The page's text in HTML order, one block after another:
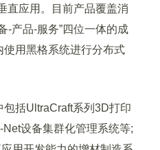
应用。目前产品覆盖消
-产品-服务”四位一体的成
用黑格系统进行分布式
括UltraCraft系列3D打印
设备集群化管理系统等;